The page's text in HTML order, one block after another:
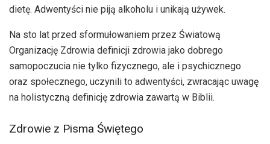
dietę. Adwentyści nie piją alkoholu i unikają używek.
Na sto lat przed sformułowaniem przez Światową
Organizację Zdrowia definicji zdrowia jako dobrego
samopoczucia nie tylko fizycznego, ale i psychicznego
oraz społecznego, uczynili to adwentyści, zwracając uwagę
na holistyczną definicję zdrowia zawartą w Biblii.
Zdrowie z Pisma Świętego